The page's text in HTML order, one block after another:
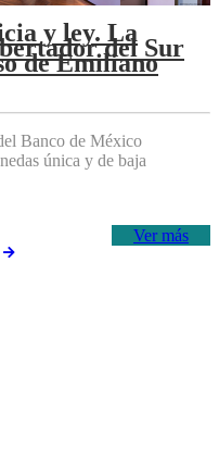
y ley. La
del Sur
de Emiliano
Banco de México
única y de baja
Ver más